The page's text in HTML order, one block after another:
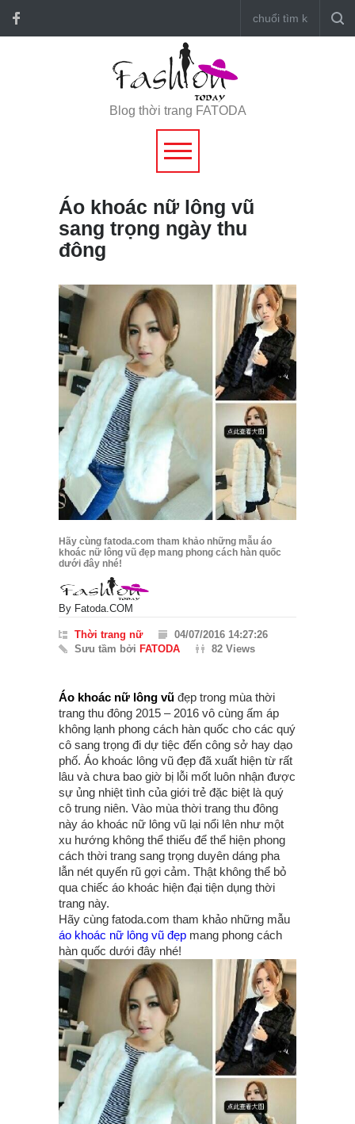
Blog thời trang FATODA
Áo khoác nữ lông vũ
sang trọng ngày thu
đông
Hãy cùng fatoda.com tham khảo những mẫu áo
khoác nữ lông vũ đẹp mang phong cách hàn quốc
dưới đây nhé!
By Fatoda.COM
Thời trang nữ
04/07/2016 14:27:26
Sưu tầm bởi FATODA 82 Views
Áo khoác nữ lông vũ đẹp trong mùa thời
trang thu đông 2015 – 2016 vô cùng ấm áp
không lạnh phong cách hàn quốc cho các quý
cô sang trọng đi dự tiệc đến công sở hay dạo
phố. Áo khoác lông vũ đẹp đã xuất hiện từ rất
lâu và chưa bao giờ bị lỗi mốt luôn nhận được
sự ủng nhiệt tình của giới trẻ đặc biệt là quý
cô trung niên. Vào mùa thời trang thu đông
này áo khoác nữ lông vũ lại nổi lên như một
xu hướng không thể thiếu để thể hiện phong
cách thời trang sang trọng duyên dáng pha
lẫn nét quyến rũ gợi cảm. Thật không thể bỏ
qua chiếc áo khoác hiện đại tiện dụng thời
trang này.
Hãy cùng fatoda.com tham khảo những mẫu
áo khoác nữ lông vũ đẹp mang phong cách
hàn quốc dưới đây nhé!